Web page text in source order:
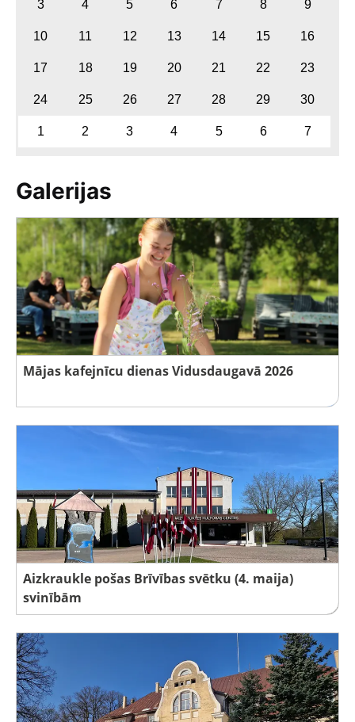
3 4 5 6 7 8 9
10 11 12 13 14 15 16
17 18 19 20 21 22 23
24 25 26 27 28 29 30
1 2 3 4 5 6 7
Galerijas
Mājas kafejnīcu dienas Vidusdaugavā 2026
Aizkraukle pošas Brīvības svētku (4. maija)
svinībām